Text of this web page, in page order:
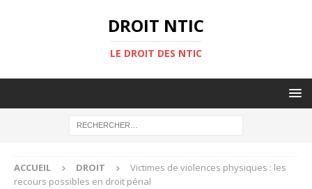
DROIT NTIC
LE DROIT DES NTIC
ACCUEIL DROIT
Victimes de violences physiques : les
recours possibles en droit pénal